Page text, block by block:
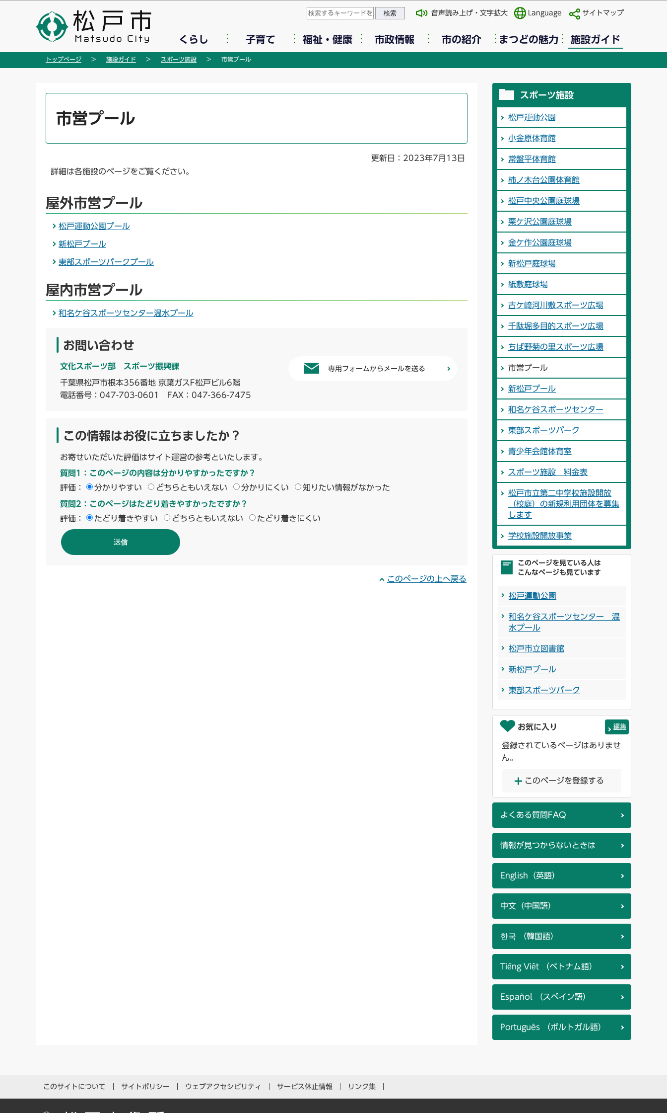
の
このページの本文へ移動
音声読み上げ・文字拡大 Language サイトマップ
くらし 子育て 福祉・健康 市政情報 市の紹介 まつどの魅力 施設ガイド
トップページ 施設ガイド スポーツ施設 市営プール
市営プール
更新日：2023年7月13日
詳細は各施設のページをご覧ください。
屋外市営プール
松戸運動公園プール
新松戸プール
東部スポーツパークプール
屋内市営プール
和名ケ谷スポーツセンター温水プール
お問い合わせ
文化スポーツ部 スポーツ振興課
千葉県松戸市根本356番地 京葉ガスF松戸ビル6階
電話番号： 047-703-0601 FAX：047-366-7475
専用フォームからメールを送る
この情報はお役に立ちましたか？
お寄せいただいた評価はサイト運営の参考といたします。
質問1：このページの内容は分かりやすかったですか？
評価：
分かりやすい どちらともいえない 分かりにくい 知りたい情報がなかった
質問2：このページはたどり着きやすかったですか？
評価：
たどり着きやすい どちらともいえない たどり着きにくい
このページの上へ戻る
スポーツ施設
松戸運動公園
小金原体育館
常盤平体育館
柿ノ木台公園体育館
松戸中央公園庭球場
栗ケ沢公園庭球場
金ケ作公園庭球場
新松戸庭球場
紙敷庭球場
古ケ崎河川敷スポーツ広場
千駄堀多目的スポーツ広場
ちば野菊の里スポーツ広場
市営プール
新松戸プール
和名ケ谷スポーツセンター
東部スポーツパーク
青少年会館体育室
スポーツ施設 料金表
松戸市立第二中学校施設開放
（校庭）の新規利用団体を募集
します
学校施設開放事業
このページを見ている人は
こんなページも見ています
松戸運動公園
和名ケ谷スポーツセンター 温
水プール
松戸市立図書館
新松戸プール
東部スポーツパーク
お気に入り 編集
登録されているページはありませ
ん。
このページを登録する
よくある質問FAQ
情報が見つからないときは
English（英語）
中文（中国語）
한국 （韓国語）
Tiếng Việt （ベトナム語）
Español （スペイン語）
Português （ポルトガル語）
このサイトについて サイトポリシー ウェブアクセシビリティ サービス休止情報 リンク集